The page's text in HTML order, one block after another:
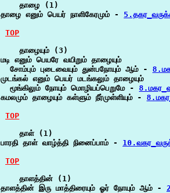
    தாழை (1)
தாழை எனும் பெயர் நாளிகேரமும் -
TOP
    தாழையும் (3)
மடி எனும் பெயரே வயிறும் தாழையும்
  சோம்பும் புடைவையும் துன்பநோயும் ஆம் -
முடங்கல் எனும் பெயர் மடங்கலும் தாழையும்
  மூங்கிலும் நோயும் மொழியப்பெறுமே -
கமலமும் தாழையும் கள்ளும் நீர்முள்ளியும் -
TOP
    தாள் (1)
பாரதி தாள் வாழ்த்தி நினைப்பாம் -
TOP
    தாளத்தின் (1)
தாளத்தின் இரு மாத்திரையும் ஓர் நோயும் ஆம் -